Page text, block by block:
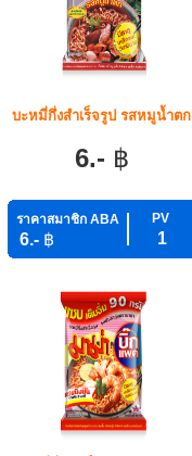
บะหมี่กึ่งสำเร็จรูป รสหมูน้ำตก
6.- ฿
ราคาสมาชิก ABA PV
6.- ฿ 1